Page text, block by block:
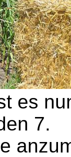
es
7.